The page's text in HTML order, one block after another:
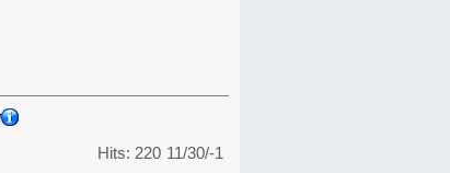
11/30/-1
Hits: 220